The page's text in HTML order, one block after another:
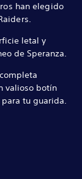
han elegido
letal y
de Speranza.
valioso botín
tu guarida.